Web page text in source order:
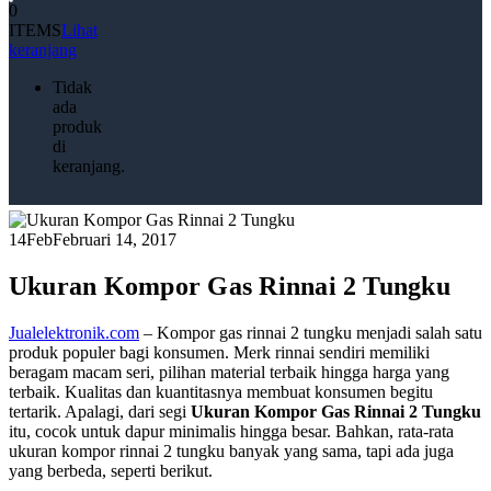
0
ITEMSLihat
keranjang
Tidak
ada
produk
di
keranjang.
14FebFebruari 14, 2017
Ukuran Kompor Gas Rinnai 2 Tungku
Jualelektronik.com – Kompor gas rinnai 2 tungku menjadi salah satu
produk populer bagi konsumen. Merk rinnai sendiri memiliki
beragam macam seri, pilihan material terbaik hingga harga yang
terbaik. Kualitas dan kuantitasnya membuat konsumen begitu
tertarik. Apalagi, dari segi Ukuran Kompor Gas Rinnai 2 Tungku
itu, cocok untuk dapur minimalis hingga besar. Bahkan, rata-rata
ukuran kompor rinnai 2 tungku banyak yang sama, tapi ada juga
yang berbeda, seperti berikut.